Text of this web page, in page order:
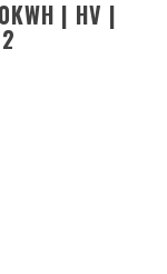
| HV |